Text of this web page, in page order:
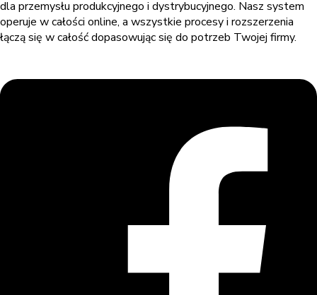
dla przemysłu produkcyjnego i dystrybucyjnego. Nasz system
operuje w całości online, a wszystkie procesy i rozszerzenia
łączą się w całość dopasowując się do potrzeb Twojej firmy.